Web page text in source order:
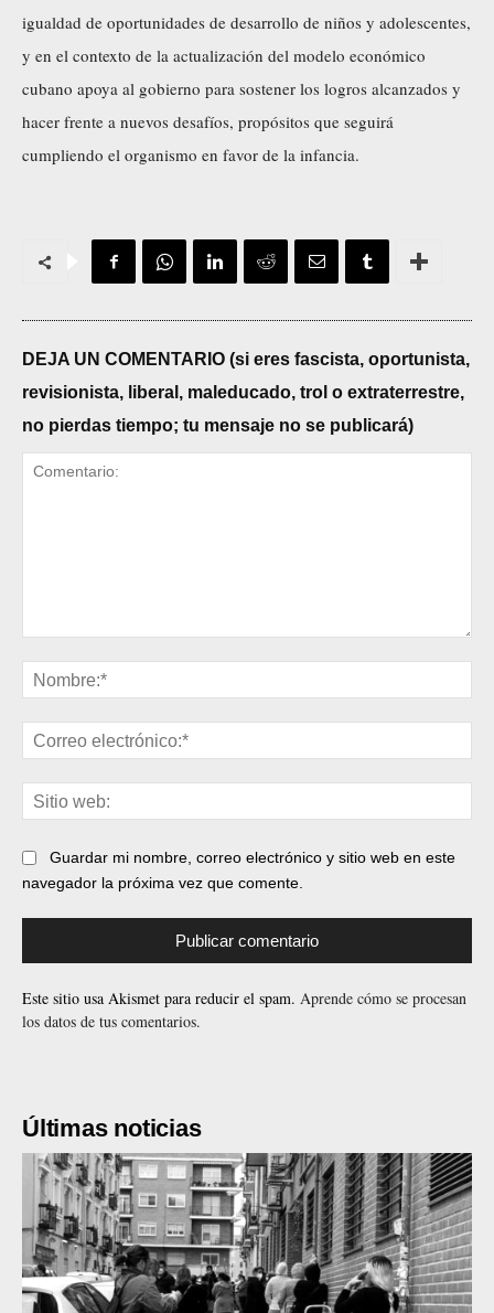
igualdad de oportunidades de desarrollo de niños y adolescentes,
y en el contexto de la actualización del modelo económico
cubano apoya al gobierno para sostener los logros alcanzados y
hacer frente a nuevos desafíos, propósitos que seguirá
cumpliendo el organismo en favor de la infancia.
DEJA UN COMENTARIO (si eres fascista, oportunista,
revisionista, liberal, maleducado, trol o extraterrestre,
no pierdas tiempo; tu mensaje no se publicará)
Guardar mi nombre, correo electrónico y sitio web en este
navegador la próxima vez que comente.
Este sitio usa Akismet para reducir el spam. Aprende cómo se procesan
los datos de tus comentarios.
Últimas noticias